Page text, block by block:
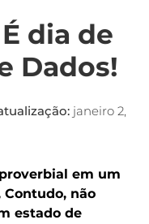
dia de
Dados!
janeiro 2,
em um
não
estado de